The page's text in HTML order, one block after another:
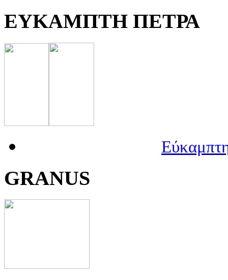
ΕΥΚΑΜΠΤΗ ΠΕΤΡΑ
GRANUS